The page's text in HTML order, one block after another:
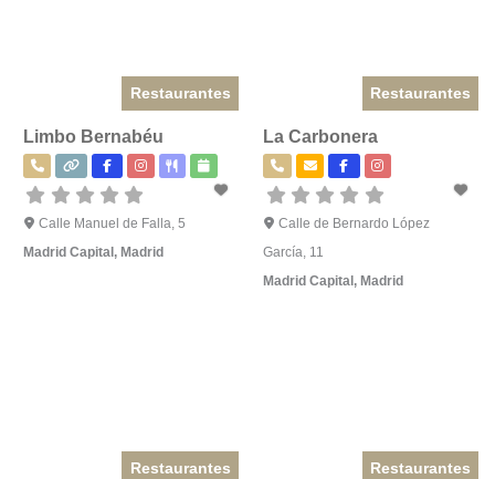
Restaurantes
Limbo Bernabéu
Calle Manuel de Falla, 5
Madrid Capital, Madrid
Restaurantes
La Carbonera
Calle de Bernardo López
García, 11
Madrid Capital,Madrid
Restaurantes Restaurantes